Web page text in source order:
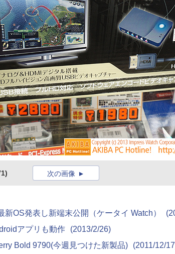
次の画像
OS発表し新端末公開（ケータイ Watch）
アプリも動作
(2013/2/26)
Bold 9790(今週見つけた新製品)
(2011/12/